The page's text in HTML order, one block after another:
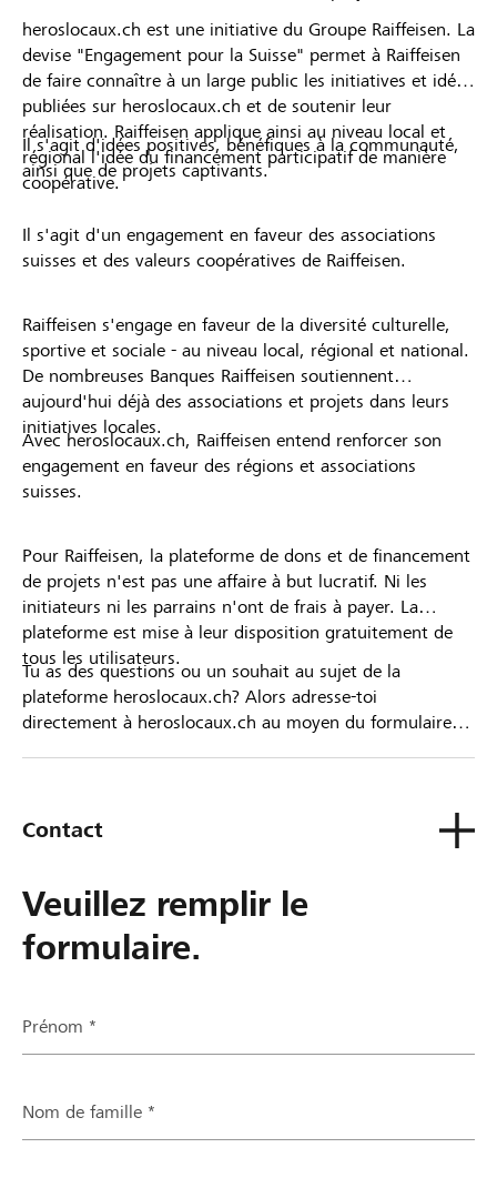
heroslocaux.ch est une initiative du Groupe Raiffeisen. La
devise "Engagement pour la Suisse" permet à Raiffeisen
de faire connaître à un large public les initiatives et idées
publiées sur heroslocaux.ch et de soutenir leur
réalisation. Raiffeisen applique ainsi au niveau local et
régional l'idée du financement participatif de manière
coopérative.
Il s'agit d'idées positives, bénéfiques à la communauté,
ainsi que de projets captivants.
Il s'agit d'un engagement en faveur des associations
suisses et des valeurs coopératives de Raiffeisen.
Raiffeisen s'engage en faveur de la diversité culturelle,
sportive et sociale - au niveau local, régional et national.
De nombreuses Banques Raiffeisen soutiennent
aujourd'hui déjà des associations et projets dans leurs
initiatives locales.
Avec heroslocaux.ch, Raiffeisen entend renforcer son
engagement en faveur des régions et associations
suisses.
Pour Raiffeisen, la plateforme de dons et de financement
de projets n'est pas une affaire à but lucratif. Ni les
initiateurs ni les parrains n'ont de frais à payer. La
plateforme est mise à leur disposition gratuitement de
tous les utilisateurs.
Tu as des questions ou un souhait au sujet de la
plateforme heroslocaux.ch? Alors adresse-toi
directement à heroslocaux.ch au moyen du formulaire
Contact
Veuillez remplir le
formulaire.
Prénom *
Nom de famille *